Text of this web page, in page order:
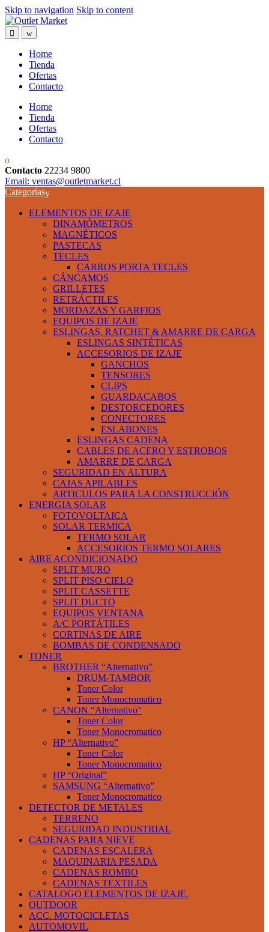
Skip to navigation Skip to content
Home
Tienda
Ofertas
Contacto
Home
Tienda
Ofertas
Contacto
Contacto 22234 9800
Email: ventas@outletmarket.cl
Categorías
ELEMENTOS DE IZAJE
DINAMÓMETROS
MAGNÉTICOS
PASTECAS
TECLES
CARROS PORTA TECLES
CÁNCAMOS
GRILLETES
RETRÁCTILES
MORDAZAS Y GARFIOS
EQUIPOS DE IZAJE
ESLINGAS, RATCHET & AMARRE DE CARGA
ESLINGAS SINTÉTICAS
ACCESORIOS DE IZAJE
GANCHOS
TENSORES
CLIPS
GUARDACABOS
DESTORCEDORES
CONECTORES
ESLABONES
ESLINGAS CADENA
CABLES DE ACERO Y ESTROBOS
AMARRE DE CARGA
SEGURIDAD EN ALTURA
CAJAS APILABLES
ARTICULOS PARA LA CONSTRUCCIÓN
ENERGIA SOLAR
FOTOVOLTAICA
SOLAR TERMICA
TERMO SOLAR
ACCESORIOS TERMO SOLARES
AIRE ACONDICIONADO
SPLIT MURO
SPLIT PISO CIELO
SPLIT CASSETTE
SPLIT DUCTO
EQUIPOS VENTANA
A/C PORTÁTILES
CORTINAS DE AIRE
BOMBAS DE CONDENSADO
TONER
BROTHER “Alternativo”
DRUM-TAMBOR
Toner Color
Toner Monocromatico
CANON “Alternativo”
Toner Color
Toner Monocromatico
HP “Alternativo”
Toner Color
Toner Monocromatico
HP “Original”
SAMSUNG “Alternativo”
Toner Monocromatico
DETECTOR DE METALES
TERRENO
SEGURIDAD INDUSTRIAL
CADENAS PARA NIEVE
CADENAS ESCALERA
MAQUINARIA PESADA
CADENAS ROMBO
CADENAS TEXTILES
CATALOGO ELEMENTOS DE IZAJE.
OUTDOOR
ACC. MOTOCICLETAS
AUTOMOVIL